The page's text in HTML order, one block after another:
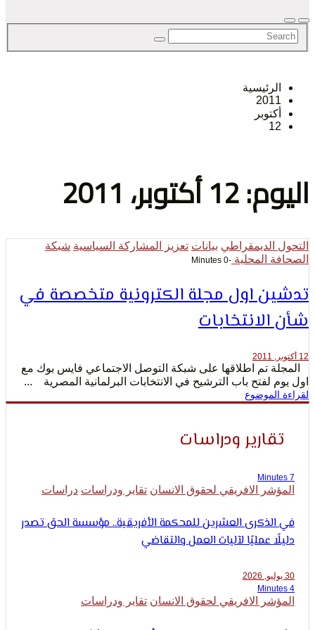
و
2011
بيانات تعزيز المشاركة السياسية
شبكة
المحلية-0 Minutes
اول مجلة الكترونية متخصصة في
تم اطلاقها على شبكة التوصل الاجتماعي فايس بوك مع
باب الترشيح في الانتخابات البرلمانية المصرية ...
ودراسات
الافريقي لحقوق الانسان تقاير ودراسات دراسات
العشرين للمحكمة الأفريقية.. مؤسسة الحق تصدر
عمليًا لآليات العمل والتقاضي
الافريقي لحقوق الانسان تقاير ودراسات